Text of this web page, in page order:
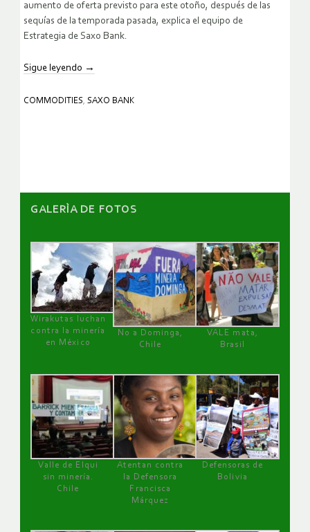
aumento de oferta previsto para este otoño, después de las
sequías de la temporada pasada, explica el equipo de
Estrategia de Saxo Bank.
Sigue leyendo →
COMMODITIES, SAXO BANK
GALERÌA DE FOTOS
Wirakutas luchan
contra la minería
en México
No a Dominga,
Chile
VALE mata,
Brasil
Valle de Elqui
sin minería.
Chile
Atentan contra
la Defensora
Francisca
Márquez
Defensoras de
Bolivia